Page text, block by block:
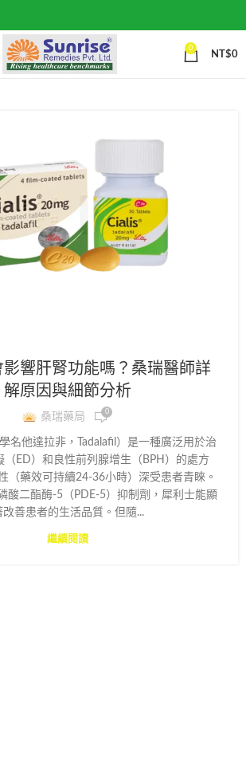
0
NT$0
響肝腎功能嗎？桑瑞醫師詳
解原因與細節分析
桑瑞藥局 0
名他達拉非，Tadalafil）是一種廣泛用於治
（ED）和良性前列腺增生（BPH）的處方
（藥效可持續24-36小時）深受患者青睞。
酸二酯酶-5（PDE-5）抑制劑，犀利士能顯
改善患者的生活品質。但隨...
繼續閱讀